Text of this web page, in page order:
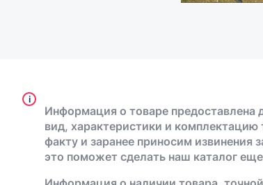
i
Информация о товаре предоставлена
вид, характеристики и
факту и заранее приносим
это поможет сделать наш каталог